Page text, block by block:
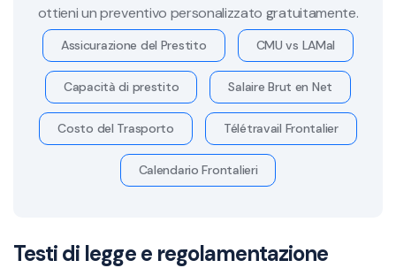
ottieni un preventivo personalizzato gratuitamente.
Assicurazione del Prestito CMU vs LAMal
Capacità di prestito Salaire Brut en Net
Costo del Trasporto Télétravail Frontalier
Calendario Frontalieri
Testi di legge e regolamentazione